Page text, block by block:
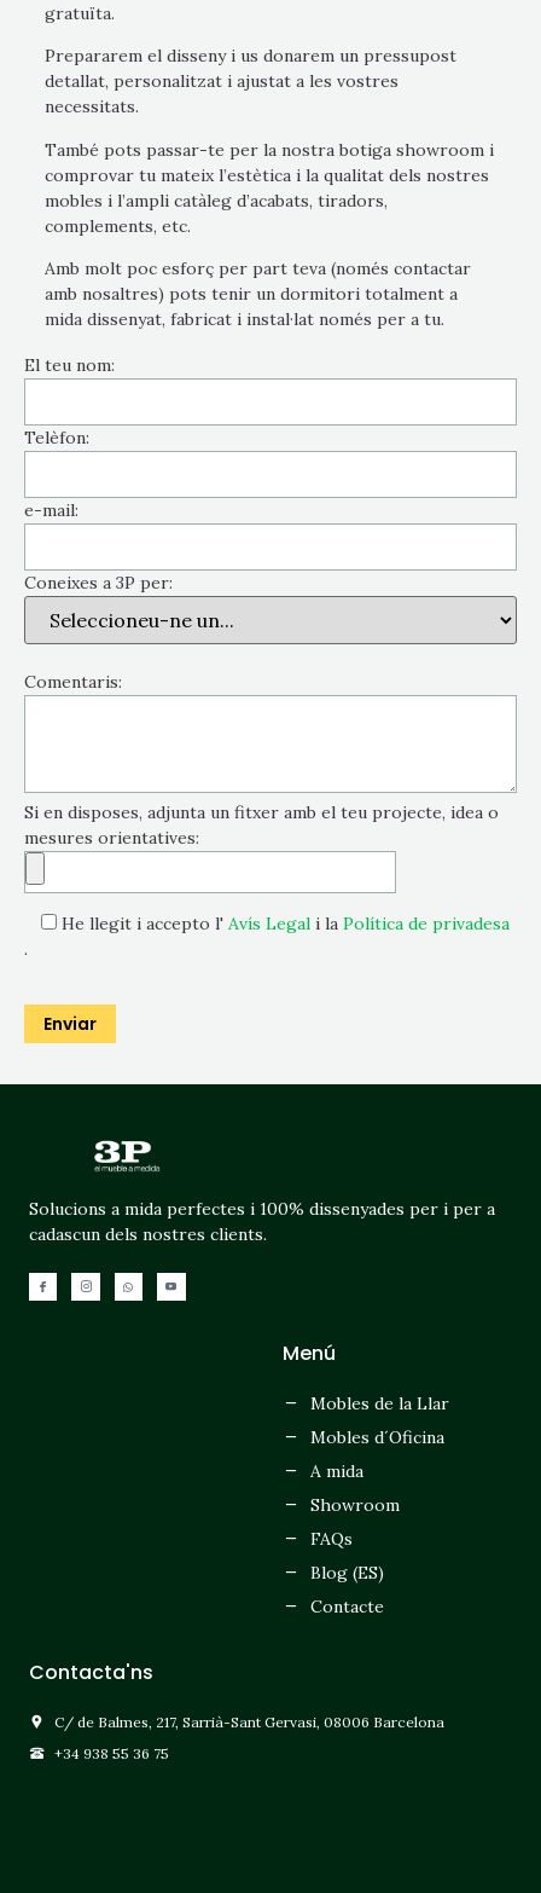
gratuïta.
Prepararem el disseny i us donarem un pressupost
detallat, personalitzat i ajustat a les vostres
necessitats.
També pots passar-te per la nostra botiga showroom i
comprovar tu mateix l’estètica i la qualitat dels nostres
mobles i l’ampli catàleg d’acabats, tiradors,
complements, etc.
Amb molt poc esforç per part teva (només contactar
amb nosaltres) pots tenir un dormitori totalment a
mida dissenyat, fabricat i instal·lat només per a tu.
El teu nom:
Telèfon:
e-mail:
Coneixes a 3P per:
Comentaris:
Si en disposes, adjunta un fitxer amb el teu projecte, idea o
mesures orientatives:
He llegit i accepto l' Avís Legal i la Política de privadesa
.
Solucions a mida perfectes i 100% dissenyades per i per a
cadascun dels nostres clients.
Menú
Mobles de la Llar
Mobles d´Oficina
A mida
Showroom
FAQs
Blog (ES)
Contacte
Contacta'ns
C/ de Balmes, 217, Sarrià-Sant Gervasi, 08006 Barcelona
+34 938 55 36 75